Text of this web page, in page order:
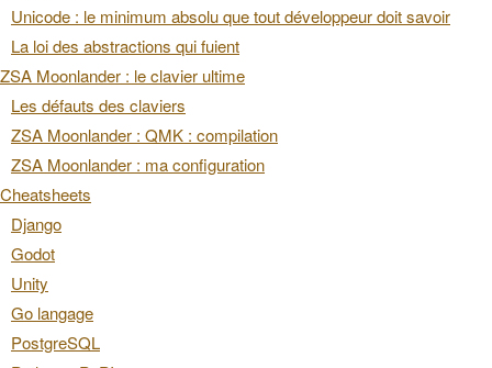
Unicode : le minimum absolu que tout développeur doit savoir
La loi des abstractions qui fuient
ZSA Moonlander : le clavier ultime
Les défauts des claviers
ZSA Moonlander : QMK : compilation
ZSA Moonlander : ma configuration
Cheatsheets
Django
Godot
Unity
Go langage
PostgreSQL